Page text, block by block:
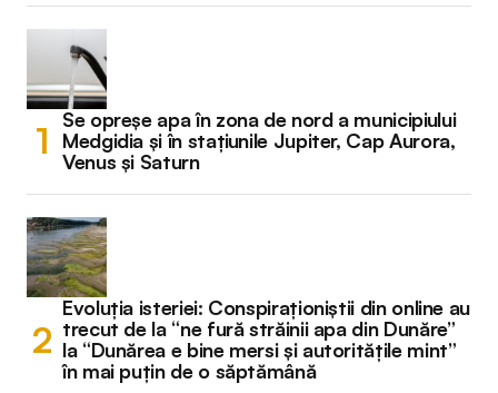
Se opreșe apa în zona de nord a municipiului
Medgidia și în stațiunile Jupiter, Cap Aurora,
Venus și Saturn
Evoluția isteriei: Conspiraționiștii din online au
trecut de la “ne fură străinii apa din Dunăre”
la “Dunărea e bine mersi și autoritățile mint”
în mai puțin de o săptămână